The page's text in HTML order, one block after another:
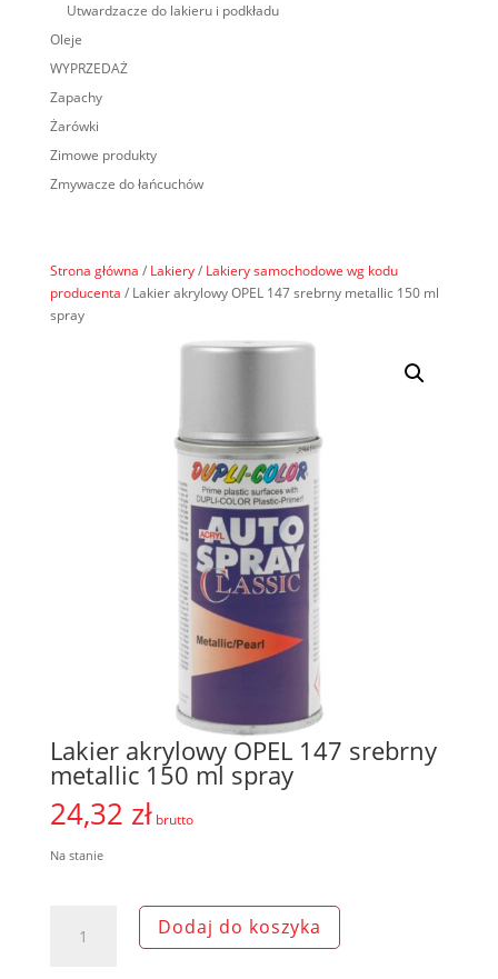
Strona główna / Lakiery/ Lakiery samochodowe wg kodu
producenta / Lakier akrylowy OPEL 147 srebrny metallic 150 ml
spray
Lakier akrylowy OPEL 147 srebrny
metallic 150 ml spray
24,32 zł brutto
Na stanie
Lakier
Dodaj do koszyka
Utwardzacze do lakieru i podkładu
Oleje
WYPRZEDAŻ
Zapachy
Żarówki
Zimowe produkty
Zmywacze do łańcuchów